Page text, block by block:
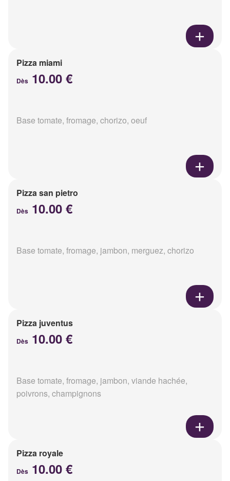
Pizza miami
Dès 10.00 €
Base tomate, fromage, chorizo, oeuf
Pizza san pietro
Dès 10.00 €
Base tomate, fromage, jambon, merguez, chorizo
Pizza juventus
Dès 10.00 €
Base tomate, fromage, jambon, viande hachée,
poivrons, champignons
Pizza royale
Dès 10.00 €